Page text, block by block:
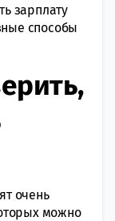
зарплату
способы
очень
можно